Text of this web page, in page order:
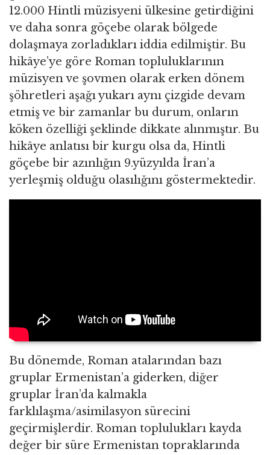
12.000 Hintli müzisyeni ülkesine getirdiğini
ve daha sonra göçebe olarak bölgede
dolaşmaya zorladıkları iddia edilmiştir. Bu
hikâye’ye göre Roman topluluklarının
müzisyen ve şovmen olarak erken dönem
şöhretleri aşağı yukarı aynı çizgide devam
etmiş ve bir zamanlar bu durum, onların
köken özelliği şeklinde dikkate alınmıştır. Bu
hikâye anlatısı bir kurgu olsa da, Hintli
göçebe bir azınlığın 9.yüzyılda İran’a
yerleşmiş olduğu olasılığını göstermektedir.
Bu dönemde, Roman atalarından bazı
gruplar Ermenistan’a giderken, diğer
gruplar İran’da kalmakla
farklılaşma/asimilasyon sürecini
geçirmişlerdir. Roman toplulukları kayda
değer bir süre Ermenistan topraklarında